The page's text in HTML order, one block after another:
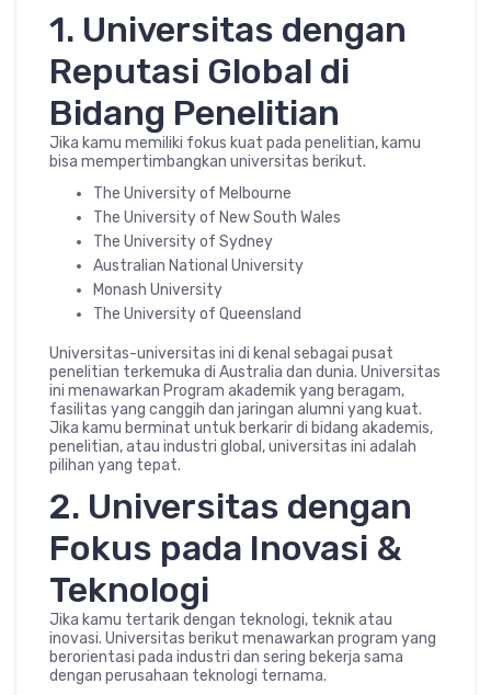
1. Universitas dengan
Reputasi Global di
Bidang Penelitian
Jika kamu memiliki fokus kuat pada penelitian, kamu
bisa mempertimbangkan universitas berikut.
The University of Melbourne
The University of New South Wales
The University of Sydney
Australian National University
Monash University
The University of Queensland
Universitas-universitas ini di kenal sebagai pusat
penelitian terkemuka di Australia dan dunia. Universitas
ini menawarkan Program akademik yang beragam,
fasilitas yang canggih dan jaringan alumni yang kuat.
Jika kamu berminat untuk berkarir di bidang akademis,
penelitian, atau industri global, universitas ini adalah
pilihan yang tepat.
2. Universitas dengan
Fokus pada Inovasi &
Teknologi
Jika kamu tertarik dengan teknologi, teknik atau
inovasi. Universitas berikut menawarkan program yang
berorientasi pada industri dan sering bekerja sama
dengan perusahaan teknologi ternama.